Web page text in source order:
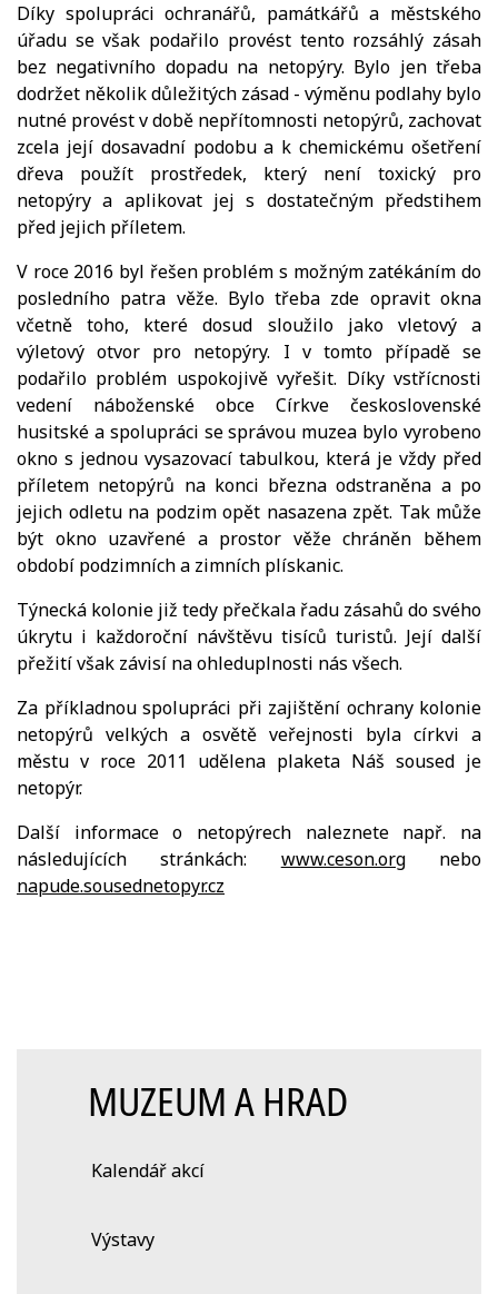
Díky spolupráci ochranářů, památkářů a městského
úřadu se však podařilo provést tento rozsáhlý zásah
bez negativního dopadu na netopýry. Bylo jen třeba
dodržet několik důležitých zásad - výměnu podlahy bylo
nutné provést v době nepřítomnosti netopýrů, zachovat
zcela její dosavadní podobu a k chemickému ošetření
dřeva použít prostředek, který není toxický pro
netopýry a aplikovat jej s dostatečným předstihem
před jejich příletem.
V roce 2016 byl řešen problém s možným zatékáním do
posledního patra věže. Bylo třeba zde opravit okna
včetně toho, které dosud sloužilo jako vletový a
výletový otvor pro netopýry. I v tomto případě se
podařilo problém uspokojivě vyřešit. Díky vstřícnosti
vedení náboženské obce Církve československé
husitské a spolupráci se správou muzea bylo vyrobeno
okno s jednou vysazovací tabulkou, která je vždy před
příletem netopýrů na konci března odstraněna a po
jejich odletu na podzim opět nasazena zpět. Tak může
být okno uzavřené a prostor věže chráněn během
období podzimních a zimních plískanic.
Týnecká kolonie již tedy přečkala řadu zásahů do svého
úkrytu i každoroční návštěvu tisíců turistů. Její další
přežití však závisí na ohleduplnosti nás všech.
Za příkladnou spolupráci při zajištění ochrany kolonie
netopýrů velkých a osvětě veřejnosti byla církvi a
městu v roce 2011 udělena plaketa Náš soused je
netopýr.
Další informace o netopýrech naleznete např. na
následujících stránkách: www.ceson.orgnebo
napude.sousednetopyr.cz
MUZEUM A HRAD
Kalendář akcí
Výstavy